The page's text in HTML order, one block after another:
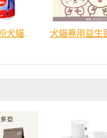
毛萬魚油粉犬貓適用